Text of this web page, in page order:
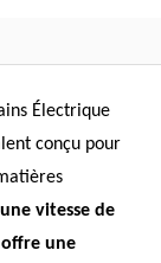
Électrique
conçu pour
vitesse de
une